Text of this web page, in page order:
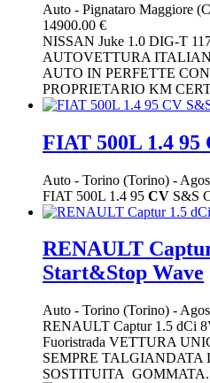
Auto - Pignataro Maggiore
14900.00 €
NISSAN Juke 1.0 DIG-T
AUTOVETTURA
AUTO IN PERFETTE
PROPRIETARIO KM
FIAT 500L 1.4 95
Auto - Torino (Torino) -
FIAT 500L 1.4 95 CV S&S
RENAULT
Start&Stop Wave
Auto - Torino (Torino) -
RENAULT Captur 1.5 dCi
Fuoristrada VETTURA
SEMPRE TALGIANDATA
SOSTITUITA